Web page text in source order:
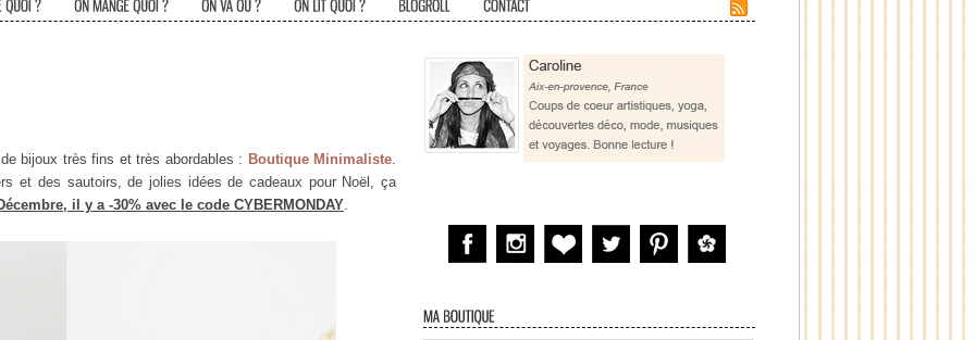
bijoux très fins et très abordables : Boutique Minimaliste.
et des sautoirs, de jolies idées de cadeaux pour Noël, ça
il y a -30% avec le code CYBERMONDAY.